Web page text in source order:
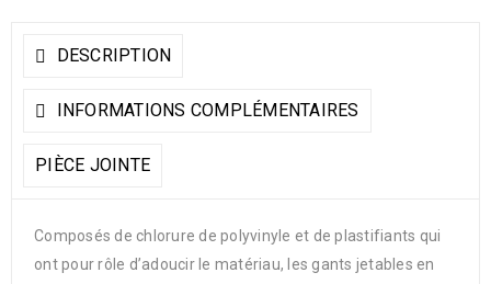
DESCRIPTION
INFORMATIONS COMPLÉMENTAIRES
PIÈCE JOINTE
Composés de chlorure de polyvinyle et de plastifiants qui
ont pour rôle d’adoucir le matériau, les gants jetables en